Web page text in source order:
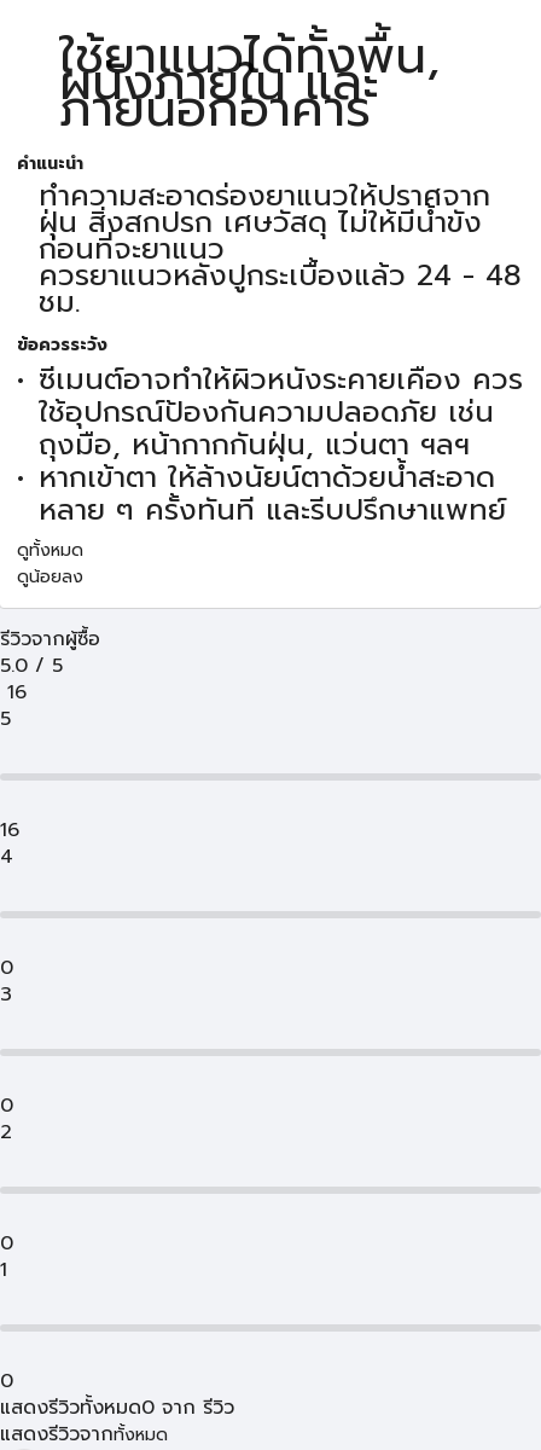
ใช้ยาแนวได้ทั้งพื้น,
ผนังภายใน และ
ภายนอกอาคาร
คำแนะนำ
ทำความสะอาดร่องยาแนวให้ปราศจาก
ฝุ่น สิ่งสกปรก เศษวัสดุ ไม่ให้มีน้ำขัง
ก่อนที่จะยาแนว
ควรยาแนวหลังปูกระเบื้องแล้ว 24 - 48
ชม.
ข้อควรระวัง
ซีเมนต์อาจทำให้ผิวหนังระคายเคือง ควร
ใช้อุปกรณ์ป้องกันความปลอดภัย เช่น
ถุงมือ, หน้ากากกันฝุ่น, แว่นตา ฯลฯ
หากเข้าตา ให้ล้างนัยน์ตาด้วยน้ำสะอาด
หลาย ๆ ครั้งทันที และรีบปรึกษาแพทย์
ดูทั้งหมด
ดูน้อยลง
รีวิวจากผู้ซื้อ
5.0 / 5
16
5
16
4
0
3
0
2
0
1
0
แสดงรีวิวทั้งหมด0 จาก รีวิว
แสดงรีวิวจากทั้งหมด